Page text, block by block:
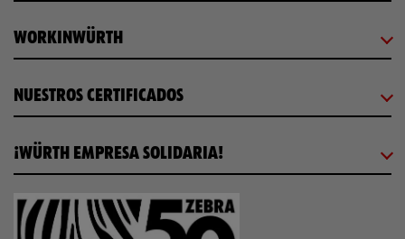
WORKINWÜRTH
NUESTROS CERTIFICADOS
¡WÜRTH EMPRESA SOLIDARIA!